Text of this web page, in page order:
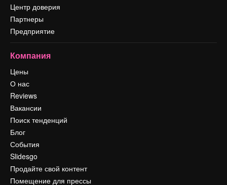
Центр доверия
Партнеры
Предприятие
Компания
Цены
О нас
Reviews
Вакансии
Поиск тенденций
Блог
События
Slidesgo
Продайте свой контент
Помещение для прессы